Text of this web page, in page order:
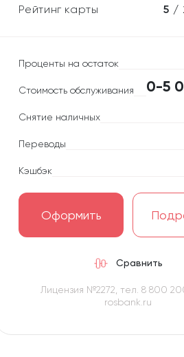
Рейтинг карты 5 /
Проценты на остаток
Стоимость обслуживания 0-5
Снятие наличных
Переводы
Кэшбэк
Оформить
Сравнить
Лицензия №2272, тел. 8 800
rosbank.ru